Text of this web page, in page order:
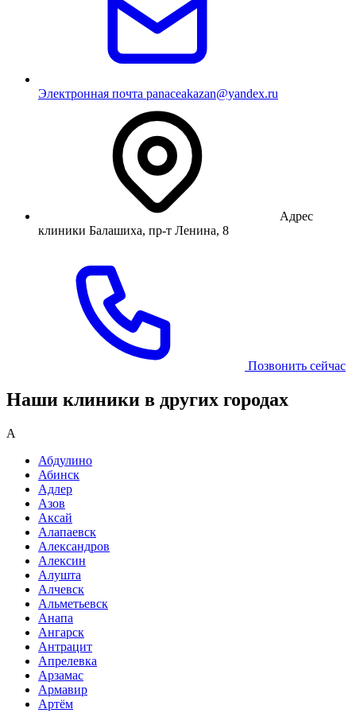
Электронная почта panaceakazan@yandex.ru
Адрес
клиники Балашиха, пр-т Ленина, 8
Позвонить сейчас
Наши клиники в других городах
А
Абдулино
Абинск
Адлер
Азов
Аксай
Алапаевск
Александров
Алексин
Алушта
Алчевск
Альметьевск
Анапа
Ангарск
Антрацит
Апрелевка
Арзамас
Армавир
Артём